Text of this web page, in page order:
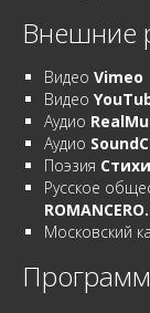
Внешние
Видео Vimeo
Видео
Аудио
Аудио
Поэзия
Русское
Московский